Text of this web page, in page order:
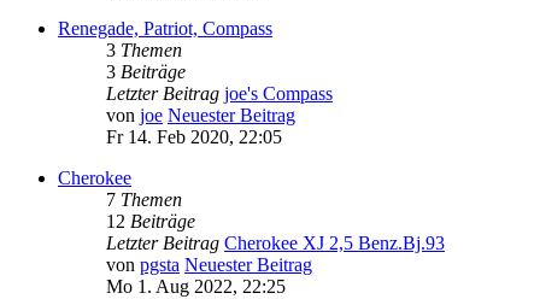
Renegade, Patriot, Compass
3 Themen
3 Beiträge
Letzter Beitrag joe's Compass
von joe Neuester Beitrag
Fr 14. Feb 2020, 22:05
Cherokee
7 Themen
12 Beiträge
Letzter Beitrag Cherokee XJ 2,5 Benz.Bj.93
von pgsta Neuester Beitrag
Mo 1. Aug 2022, 22:25